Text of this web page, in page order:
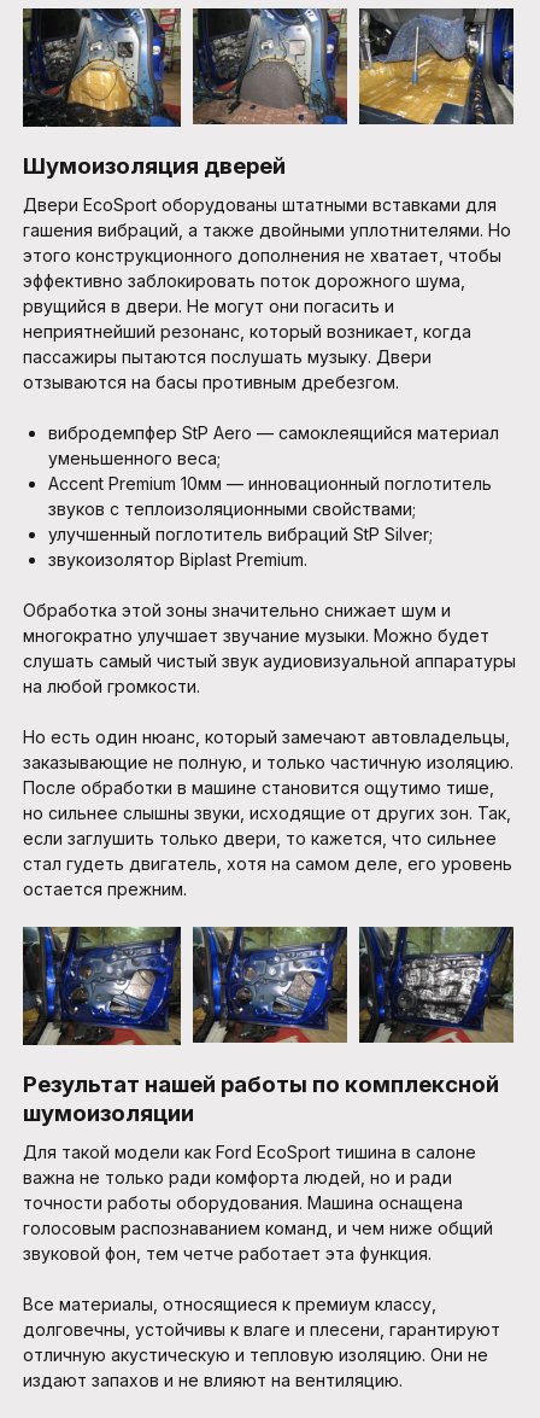
Шумоизоляция дверей
Двери EcoSport оборудованы штатными вставками для
гашения вибраций, а также двойными уплотнителями. Но
этого конструкционного дополнения не хватает, чтобы
эффективно заблокировать поток дорожного шума,
рвущийся в двери. Не могут они погасить и
неприятнейший резонанс, который возникает, когда
пассажиры пытаются послушать музыку. Двери
отзываются на басы противным дребезгом.
вибродемпфер StP Aero — самоклеящийся материал
уменьшенного веса;
Accent Premium 10мм — инновационный поглотитель
звуков с теплоизоляционными свойствами;
улучшенный поглотитель вибраций StP Silver;
звукоизолятор Biplast Premium.
Обработка этой зоны значительно снижает шум и
многократно улучшает звучание музыки. Можно будет
слушать самый чистый звук аудиовизуальной аппаратуры
на любой громкости.
Но есть один нюанс, который замечают автовладельцы,
заказывающие не полную, и только частичную изоляцию.
После обработки в машине становится ощутимо тише,
но сильнее слышны звуки, исходящие от других зон. Так,
если заглушить только двери, то кажется, что сильнее
стал гудеть двигатель, хотя на самом деле, его уровень
остается прежним.
Результат нашей работы по комплексной
шумоизоляции
Для такой модели как Ford EcoSport тишина в салоне
важна не только ради комфорта людей, но и ради
точности работы оборудования. Машина оснащена
голосовым распознаванием команд, и чем ниже общий
звуковой фон, тем четче работает эта функция.
Все материалы, относящиеся к премиум классу,
долговечны, устойчивы к влаге и плесени, гарантируют
отличную акустическую и тепловую изоляцию. Они не
издают запахов и не влияют на вентиляцию.